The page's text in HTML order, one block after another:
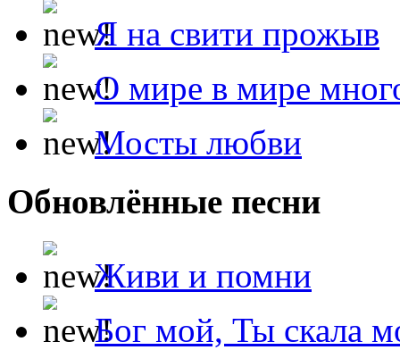
Я на свити прожыв
О мире в мире
Мосты любви
Обновлённые песни
Живи и помни
Бог мой, Ты скала